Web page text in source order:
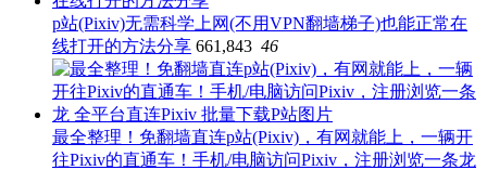
p站(Pixiv)无需科学上网(不用VPN翻墙梯子)也能正常在
线打开的方法分享 661,843 46
最全整理！免翻墙直连p站(Pixiv)，有网就能上，一辆开
往Pixiv的直通车！手机/电脑访问Pixiv，注册浏览一条龙